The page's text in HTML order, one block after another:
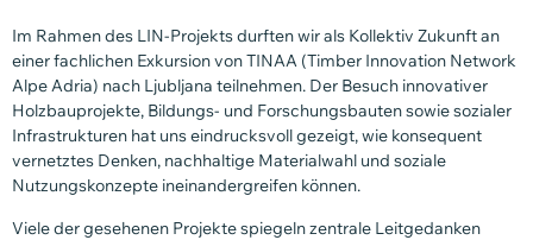
Im Rahmen des LIN-Projekts durften wir als Kollektiv Zukunft an
einer fachlichen Exkursion von TINAA (Timber Innovation Network
Alpe Adria) nach Ljubljana teilnehmen. Der Besuch innovativer
Holzbauprojekte, Bildungs- und Forschungsbauten sowie sozialer
Infrastrukturen hat uns eindrucksvoll gezeigt, wie konsequent
vernetztes Denken, nachhaltige Materialwahl und soziale
Nutzungskonzepte ineinandergreifen können.
Viele der gesehenen Projekte spiegeln zentrale Leitgedanken